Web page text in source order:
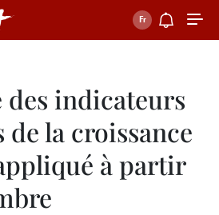
des indicateurs
la croissance
à partir